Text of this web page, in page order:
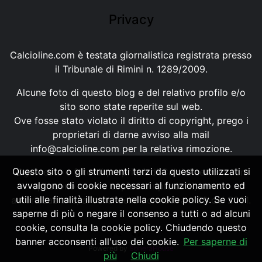
Privacy
Calcioline.com è testata giornalistica registrata presso
il Tribunale di Rimini n. 1289/2009.
Alcune foto di questo blog e del relativo profilo e/o
sito sono state reperite sul web.
Ove fosse stato violato il diritto di copyright, prego i
proprietari di darne avviso alla mail
info@calcioline.com per la relativa rimozione.
Ogni testo e foto di proprietà di Calcioline.com non
possono essere copiati o riprodotti, senza
autorizzazione, ai sensi della normativa n.29 del 2001.
Powered by SpheraHouse
Questo sito o gli strumenti terzi da questo utilizzati si
avvalgono di cookie necessari al funzionamento ed
utili alle finalità illustrate nella cookie policy. Se vuoi
saperne di più o negare il consenso a tutti o ad alcuni
cookie, consulta la cookie policy. Chiudendo questo
banner acconsenti all'uso dei cookie. Per saperne di
più
Chiudi